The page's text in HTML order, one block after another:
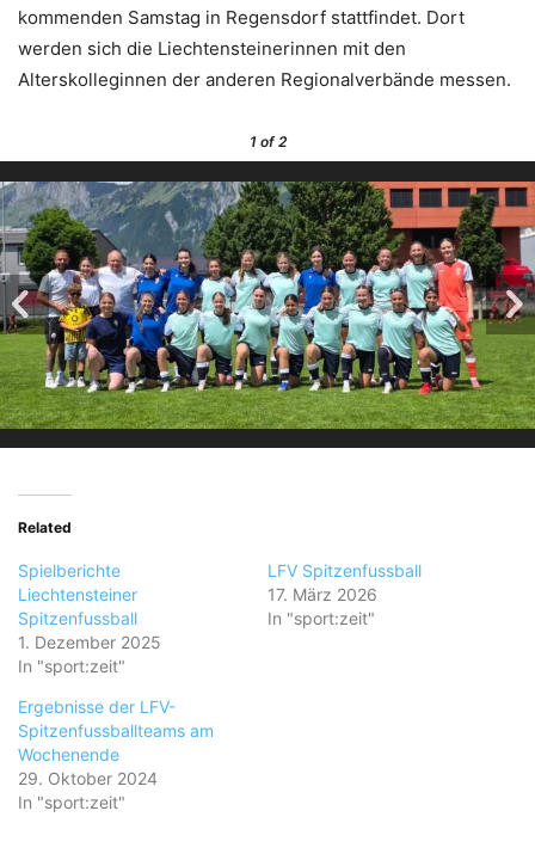
kommenden Samstag in Regensdorf stattfindet. Dort
werden sich die Liechtensteinerinnen mit den
Alterskolleginnen der anderen Regionalverbände messen.
1of 2
Related
Spielberichte
Liechtensteiner
Spitzenfussball
1. Dezember 2025
In "sport:zeit"
LFV Spitzenfussball
17. März 2026
In "sport:zeit"
Ergebnisse der LFV-
Spitzenfussballteams am
Wochenende
29. Oktober 2024
In "sport:zeit"